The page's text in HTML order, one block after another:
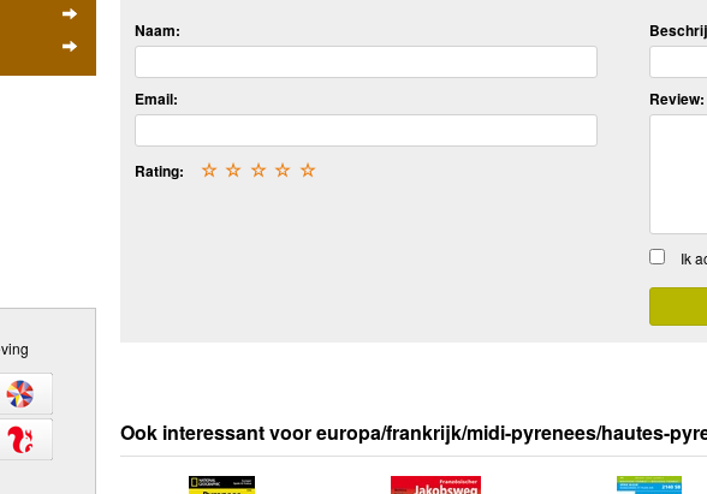
Naam:
Email:
Rating: ☆
☆
☆
☆
☆
Review:
Ik
Ook interessant voor europa/frankrijk/midi-pyrenees/hautes-